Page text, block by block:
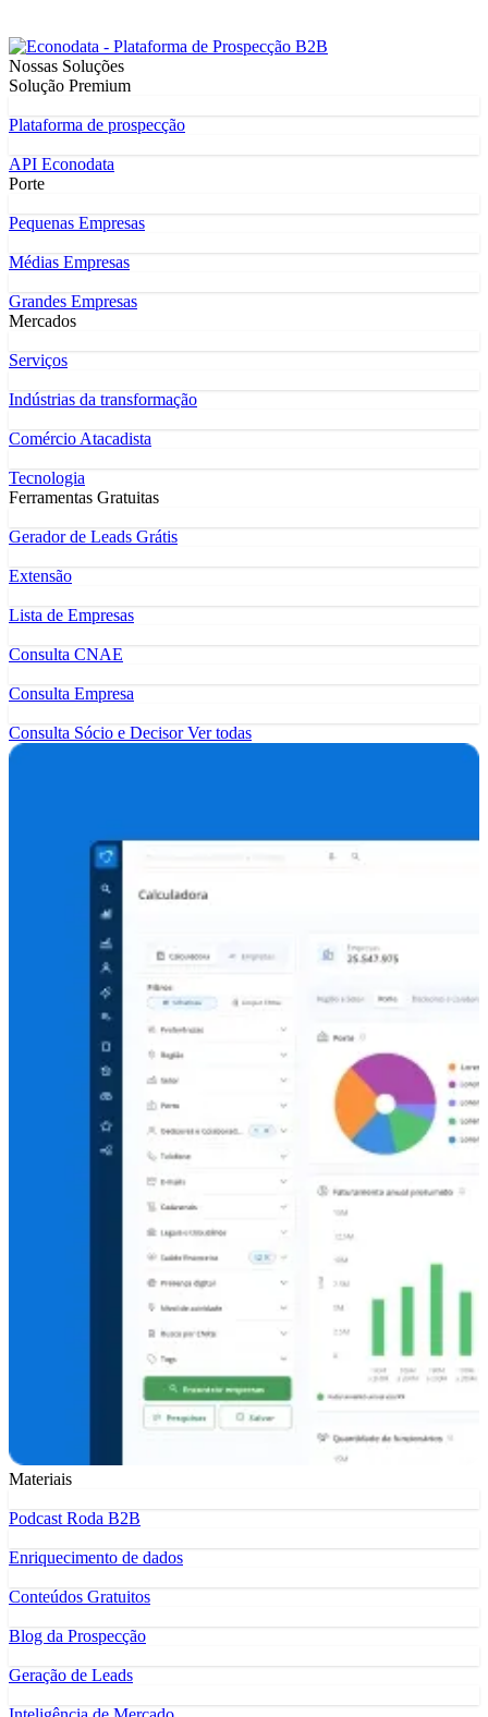
Nossas Soluções
Solução Premium
Plataforma de prospecção
API Econodata
Porte
Pequenas Empresas
Médias Empresas
Grandes Empresas
Mercados
Serviços
Indústrias da transformação
Comércio Atacadista
Tecnologia
Ferramentas Gratuitas
Gerador de Leads Grátis
Extensão
Lista de Empresas
Consulta CNAE
Consulta Empresa
Consulta Sócio e DecisorVer todas
Materiais
Podcast Roda B2B
Enriquecimento de dados
Conteúdos Gratuitos
Blog da Prospecção
Geração de Leads